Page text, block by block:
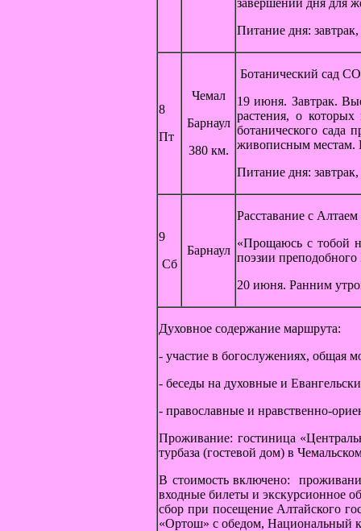
Питание дня:
8
Пт
Чемал
Барнаул
380 км.
Ботанический сад
19 июня. Завтрак.
растения, о
ботанического сада
живописным местам.
Питание дня:
9
Сб
Барнаул
Расставание с Алтаем
«Прощаюсь с тобой
поэзии
20 июня. Ранним
Духовное содержание маршрута:
- участие в
- беседы на
- православные и нравственно-
Проживание: гостиница
турбаза (гостевой дом) в
В стоимость включено:
входные билеты и экскурсионное
сбор при посещение Алтайского
«Ортош» с обедом, Национальный